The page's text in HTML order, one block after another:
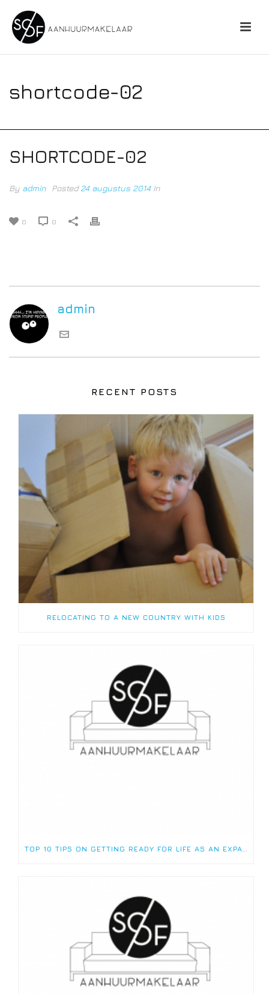
shortcode-02
SHORTCODE-02
By admin Posted24 augustus 2014In
0 0
admin
RECENT POSTS
RELOCATING TO A NEW COUNTRY WITH KIDS